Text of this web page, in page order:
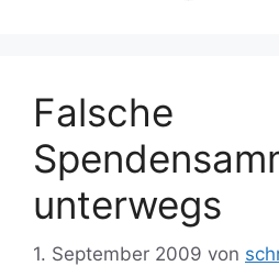
Falsche
unterwegs
1. September 2009 von